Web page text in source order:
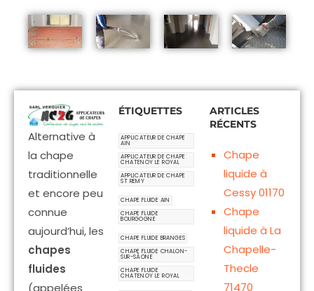
Alternative à
la chape
traditionnelle
et encore peu
connue
aujourd’hui, les
chapes
fluides
ÉTIQUETTES
APPLICATEUR DE CHAPE
AIN
APPLICATEUR DE CHAPE
CHATENOY LE ROYAL
APPLICATEUR DE CHAPE
ST REMY
CHAPE FLUIDE AIN
CHAPE FLUIDE
BOURGOGNE
CHAPE FLUIDE BRANGES
CHAPE FLUIDE CHALON-
SUR-SÂONE
CHAPE FLUIDE
CHATENOY LE ROYAL
ARTICLES
RÉCENTS
Chape
liquide à
Cessy 01170
Chape
liquide à La
Chapelle-
Thecle
71470